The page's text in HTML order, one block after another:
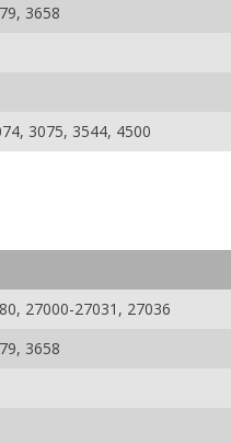
3658
3075, 3544, 4500
27000-27031, 27036
3658